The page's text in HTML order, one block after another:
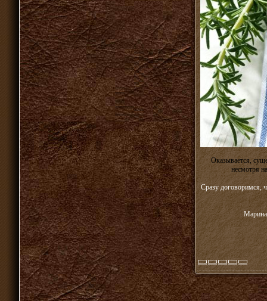
Оказывается,
несмотря
Сразу договоримся,